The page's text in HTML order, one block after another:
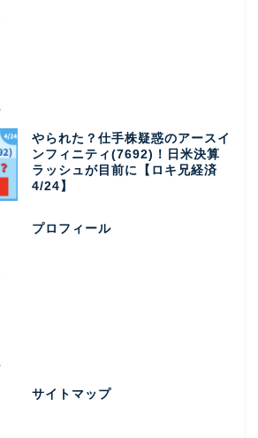
やられた？仕手株疑惑のアースイ
ンフィニティ(7692)！日米決算
ラッシュが目前に【ロキ兄経済
4/24】
プロフィール
サイトマップ